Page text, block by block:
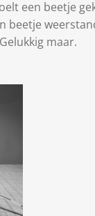
een beetje
beetje
maar.